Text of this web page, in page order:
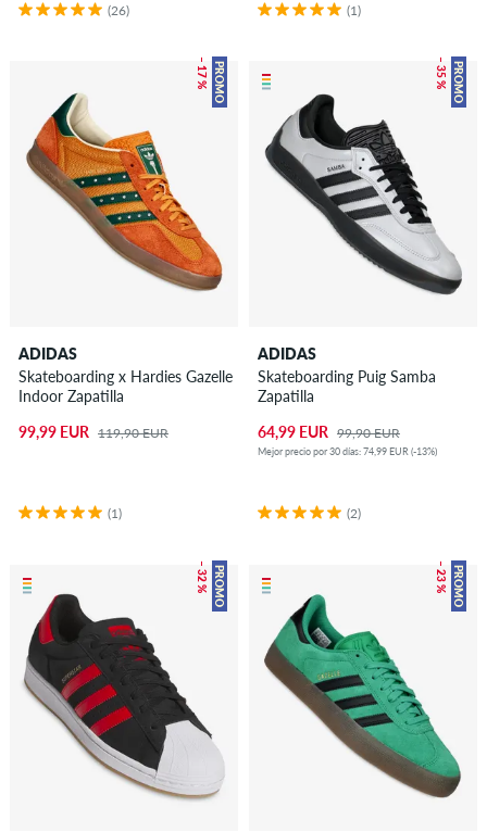
(26) (1)
PROMO
– 17 %
ADIDAS
Skateboarding x Hardies Gazelle
Indoor Zapatilla
99,99 EUR 119,90 EUR
(1)
PROMO
– 35 %
ADIDAS
Skateboarding Puig Samba
Zapatilla
64,99 EUR 99,90 EUR
Mejor precio por 30 días: 74,99 EUR (-13%)
(2)
PROMO
– 32 % PROMO
– 23 %